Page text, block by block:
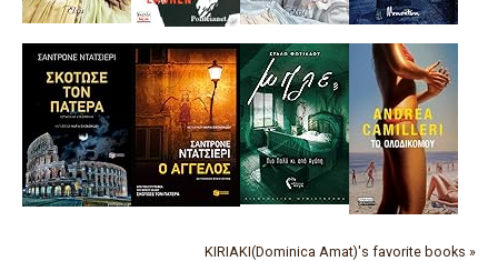
KIRIAKI(Dominica Amat)'s favorite books »